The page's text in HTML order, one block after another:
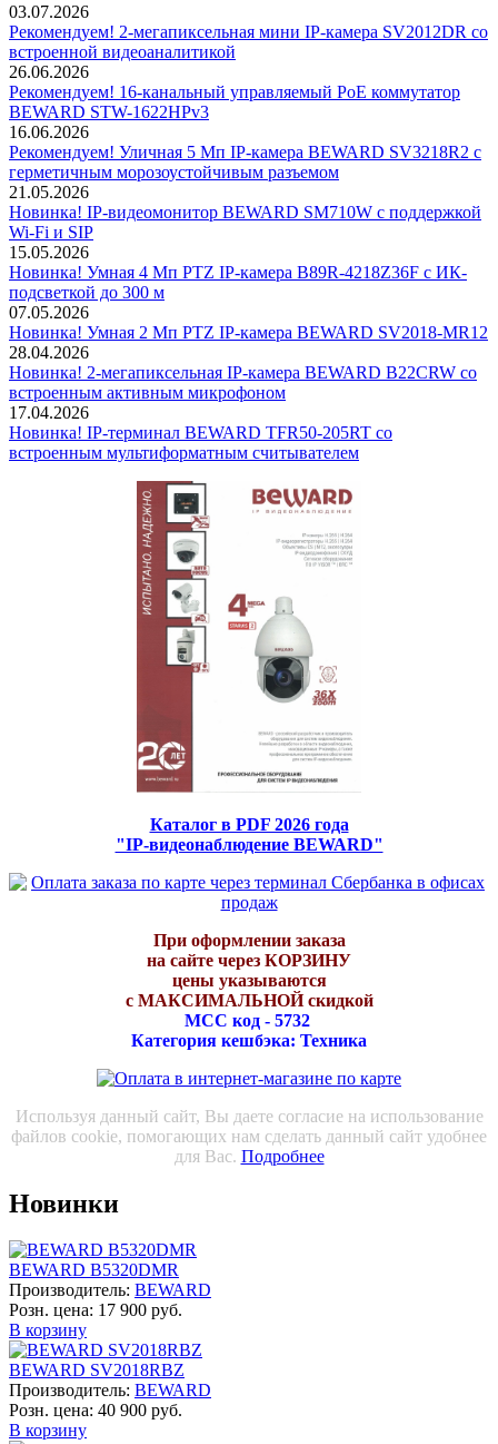
03.07.2026
Рекомендуем! 2-мегапиксельная мини IP-камера SV2012DR со
встроенной видеоаналитикой
26.06.2026
Рекомендуем! 16-канальный управляемый PoE коммутатор
BEWARD STW-1622HPv3
16.06.2026
Рекомендуем! Уличная 5 Мп IP-камера BEWARD SV3218R2 с
герметичным морозоустойчивым разъемом
21.05.2026
Новинка! IP-видеомонитор BEWARD SM710W с поддержкой
Wi-Fi и SIP
15.05.2026
Новинка! Умная 4 Мп PTZ IP-камера B89R-4218Z36F с ИК-
подсветкой до 300 м
07.05.2026
Новинка! Умная 2 Мп PTZ IP-камера BEWARD SV2018-MR12
28.04.2026
Новинка! 2-мегапиксельная IP-камера BEWARD B22CRW со
встроенным активным микрофоном
17.04.2026
Новинка! IP-терминал BEWARD TFR50-205RT со
встроенным мультиформатным считывателем
Каталог в PDF 2026 года
"IP-видеонаблюдение BEWARD"
При оформлении заказа
на сайте через КОРЗИНУ
цены указываются
с МАКСИМАЛЬНОЙ скидкой
МСС код - 5732
Категория кешбэка: Техника
Используя данный сайт, Вы даете согласие на использование
файлов cookie, помогающих нам сделать данный сайт удобнее
для Вас. Подробнее
Новинки
BEWARD B5320DMR
Производитель: BEWARD
Розн. цена: 17 900 руб.
В корзину
BEWARD SV2018RBZ
Производитель: BEWARD
Розн. цена: 40 900 руб.
В корзину